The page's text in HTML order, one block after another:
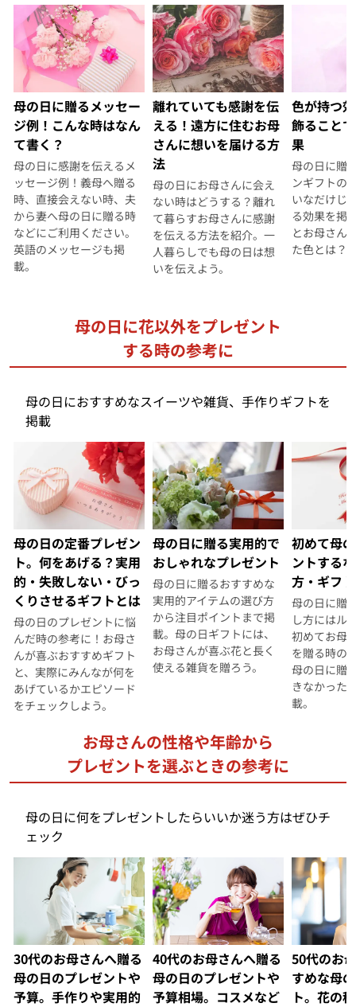
母の日に贈るメッセー
ジ例！こんな時はなん
て書く？
母の日に感謝を伝えるメ
ッセージ例！義母へ贈る
時、直接会えない時、夫
から妻へ母の日に贈る時
などにご利用ください。
英語のメッセージも掲
載。
離れていても感謝を伝
える！遠方に住むお母
さんに想いを届ける方
法
母の日にお母さんに会え
ない時はどうする？離れ
て暮らすお母さんに感謝
を伝える方法を紹介。一
人暮らしでも母の日は想
いを伝えよう。
色が持つ
飾ること
果
母の日に贈
ンギフトの
いなだけじ
る効果を掲
とお母さん
た色とは？
母の日に花以外をプレゼント
する時の参考に
母の日におすすめなスイーツや雑貨、手作りギフトを
掲載
母の日の定番プレゼン
ト。何をあげる？実用
的・失敗しない・びっ
くりさせるギフトとは
母の日のプレゼントに悩
んだ時の参考に！お母さ
んが喜ぶおすすめギフト
と、実際にみんなが何を
あげているかエピソード
をチェックしよう。
母の日に贈る実用的で
おしゃれなプレゼント
母の日に贈るおすすめな
実用的アイテムの選び方
から注目ポイントまで掲
載。母の日ギフトには、
お母さんが喜ぶ花と長く
使える雑貨を贈ろう。
初めて母
ントする
方・ギフ
母の日に贈
し方にはル
初めてお母
を贈る時の
母の日に贈
きなかった
載。
お母さんの性格や年齢から
プレゼントを選ぶときの参考に
母の日に何をプレゼントしたらいいか迷う方はぜひチ
ェック
30代のお母さんへ贈る
母の日のプレゼントや
予算。手作りや実用的
40代のお母さんへ贈る
母の日のプレゼントや
予算相場。コスメなど
50代のお
すめな母
ト。花の